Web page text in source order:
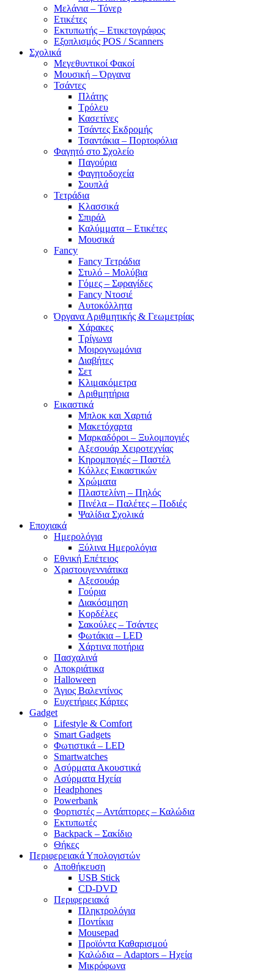
Μελάνια – Τόνερ
Ετικέτες
Εκτυπωτής – Ετικετογράφος
Εξοπλισμός POS / Scanners
Σχολικά
Μεγεθυντικοί Φακοί
Μουσική – Όργανα
Τσάντες
Πλάτης
Τρόλευ
Κασετίνες
Τσάντες Εκδρομής
Τσαντάκια – Πορτοφόλια
Φαγητό στο Σχολείο
Παγούρια
Φαγητοδοχεία
Σουπλά
Τετράδια
Κλασσικά
Σπιράλ
Καλύμματα – Ετικέτες
Μουσικά
Fancy
Fancy Τετράδια
Στυλό – Μολύβια
Γόμες – Σφραγίδες
Fancy Ντοσιέ
Αυτοκόλλητα
Όργανα Αριθμητικής & Γεωμετρίας
Χάρακες
Τρίγωνα
Mοιρογνωμόνια
Διαβήτες
Σετ
Κλιμακόμετρα
Αριθμητήρια
Εικαστικά
Μπλοκ και Χαρτιά
Μακετόχαρτα
Μαρκαδόροι – Ξυλομπογιές
Αξεσουάρ Χειροτεχνίας
Κηρομπογιές – Παστέλ
Κόλλες Εικαστικών
Χρώματα
Πλαστελίνη – Πηλός
Πινέλα – Παλέτες – Ποδιές
Ψαλίδια Σχολικά
Εποχιακά
Ημερολόγια
Ξύλινα Ημερολόγια
Εθνική Επέτειος
Χριστουγεννιάτικα
Αξεσουάρ
Γούρια
Διακόσμηση
Κορδέλες
Σακούλες – Τσάντες
Φωτάκια – LED
Χάρτινα ποτήρια
Πασχαλινά
Αποκριάτικα
Halloween
Άγιος Βαλεντίνος
Ευχετήριες Κάρτες
Gadget
Lifestyle & Comfort
Smart Gadgets
Φωτιστικά – LED
Smartwatches
Ασύρματα Ακουστικά
Ασύρματα Ηχεία
Headphones
Powerbank
Φορτιστές – Αντάπτορες – Καλώδια
Εκτυπωτές
Backpack – Σακίδιο
Θήκες
Περιφερειακά Υπολογιστών
Αποθήκευση
USB Stick
CD-DVD
Περιφερειακά
Πληκτρολόγια
Ποντίκια
Mousepad
Προϊόντα Καθαρισμού
Καλώδια – Adaptors – Ηχεία
Μικρόφωνα